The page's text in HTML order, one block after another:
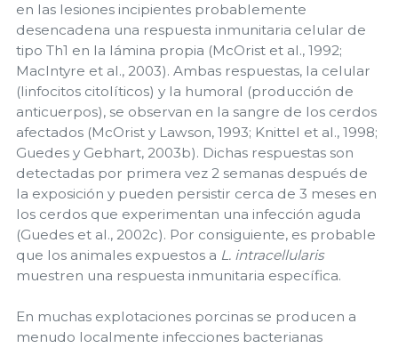
en las lesiones incipientes probablemente
desencadena una respuesta inmunitaria celular de
tipo Th1 en la lámina propia (McOrist et al., 1992;
MacIntyre et al., 2003). Ambas respuestas, la celular
(linfocitos citolíticos) y la humoral (producción de
anticuerpos), se observan en la sangre de los cerdos
afectados (McOrist y Lawson, 1993; Knittel et al., 1998;
Guedes y Gebhart, 2003b). Dichas respuestas son
detectadas por primera vez 2 semanas después de
la exposición y pueden persistir cerca de 3 meses en
los cerdos que experimentan una infección aguda
(Guedes et al., 2002c). Por consiguiente, es probable
que los animales expuestos a L. intracellularis
muestren una respuesta inmunitaria específica.
En muchas explotaciones porcinas se producen a
menudo localmente infecciones bacterianas